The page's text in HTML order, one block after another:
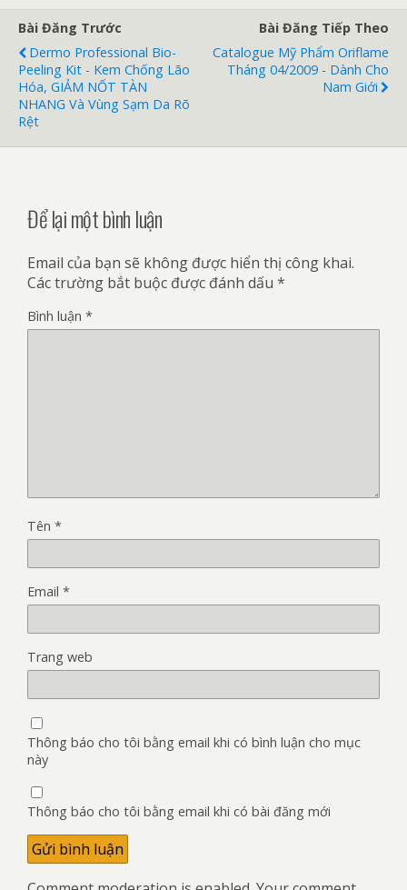
Bài Đăng Trước
Dermo Professional Bio-
Peeling Kit - Kem Chống Lão
Hóa, GIẢM NỐT TÀN
NHANG Và Vùng Sạm Da Rõ
Rệt
Bài Đăng Tiếp Theo
Catalogue Mỹ Phẩm Oriflame
Tháng 04/2009 - Dành Cho
Nam Giới
Để lại một bình luận
Email của bạn sẽ không được hiển thị công khai.
Các trường bắt buộc được đánh dấu *
Bình luận *
Tên *
Email *
Trang web
Thông báo cho tôi bằng email khi có bình luận cho mục
này
Thông báo cho tôi bằng email khi có bài đăng mới